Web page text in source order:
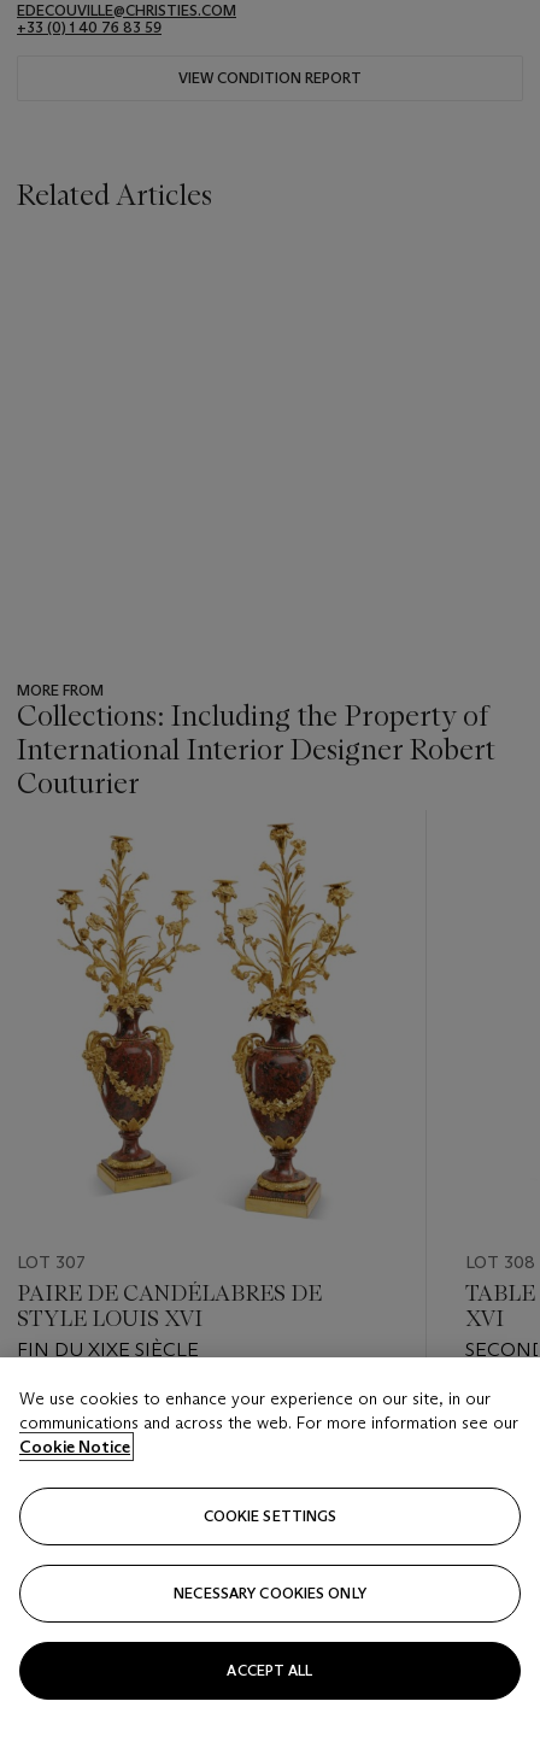
EDECOUVILLE@CHRISTIES.COM
+33 (0) 1 40 76 83 59
VIEW CONDITION REPORT
Related Articles
MORE FROM
Collections: Including the Property of
International Interior Designer Robert
Couturier
item_current_of_total_txt
LOT 307
PAIRE DE CANDÉLABRES DE
STYLE LOUIS XVI
FIN DU XIXE SIÈCLE
Estimate
EUR 6,000 - EUR 8,000
LOT 308
TABLE
XVI
Estimate
EUR
We use cookies to enhance your experience on our site, in our
communications and across the web. For more information see our
Cookie Notice
COOKIE SETTINGS
NECESSARY COOKIES ONLY
ACCEPT ALL